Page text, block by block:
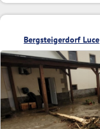
Bergsteigerdorf Luce